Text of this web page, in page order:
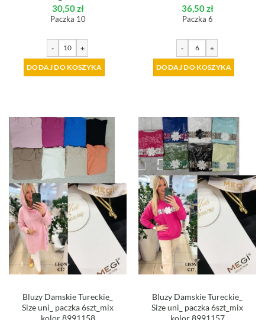
30,50zł
Paczka 10
- +
DODAJ DO KOSZYKA
36,50zł
Paczka 6
- +
DODAJ DO KOSZYKA
Bluzy Damskie Tureckie_
Size uni_ paczka 6szt_mix
kolor 8991158
Bluzy Damskie Tureckie_
Size uni_ paczka 6szt_mix
kolor 8991157